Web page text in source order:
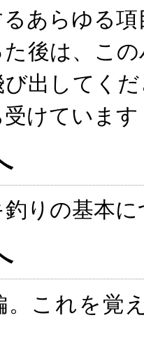
るあらゆる
後は、こ
出してく
けています
釣りの基本
。これを覚